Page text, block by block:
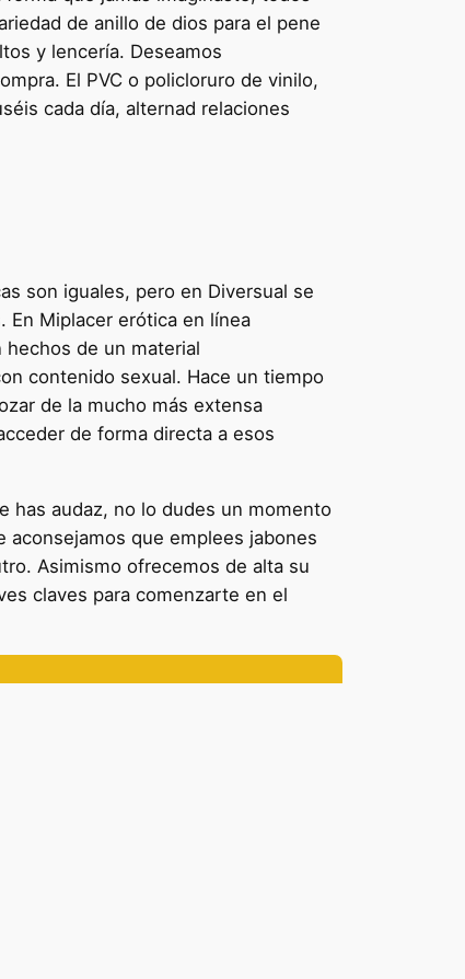
de anillo de dios para el pene
y lencería. Deseamos
El PVC o policloruro de vinilo,
cada día, alternad relaciones
son iguales, pero en Diversual se
En Miplacer erótica en línea
de un material
contenido sexual. Hace un tiempo
de la mucho más extensa
de forma directa a esos
has audaz, no lo dudes un momento
aconsejamos que emplees jabones
Asimismo ofrecemos de alta su
claves para comenzarte en el